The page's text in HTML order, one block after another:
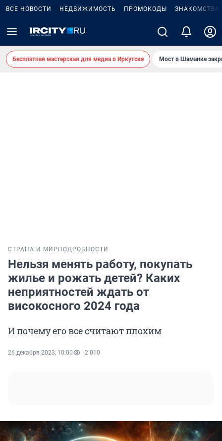
ВСЕ НОВОСТИ НЕДВИЖИМОСТЬ ПРОМОКОДЫ ЗНАКОМСТВА
Бесплатная мастерская для медиа в Иркутске Мост в Шаманке
СТРАНА И МИР ПОДРОБНОСТИ
Нельзя менять работу, покупать
жилье и рожать детей? Каких
неприятностей ждать от
високосного 2024 года
И почему его все считают плохим
26 декабря 2023, 10:00 2 010